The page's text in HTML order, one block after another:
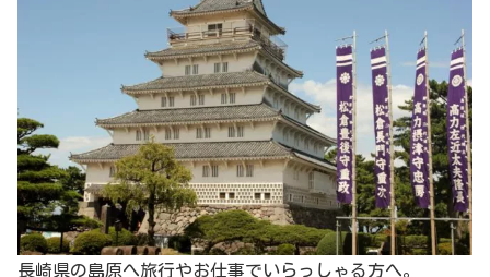
長崎県の島原へ旅行やお仕事でいらっしゃる方へ。